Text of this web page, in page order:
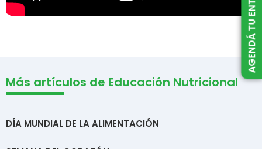
Más artículos de Educación Nutricional
DÍA MUNDIAL DE LA ALIMENTACIÓN